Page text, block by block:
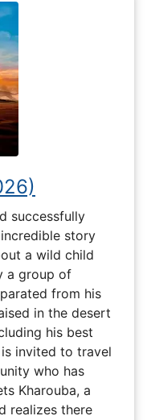
successfully
story
a wild child
a group of
from his
in the desert
his best
invited to travel
who has
Kharouba, a
realizes there